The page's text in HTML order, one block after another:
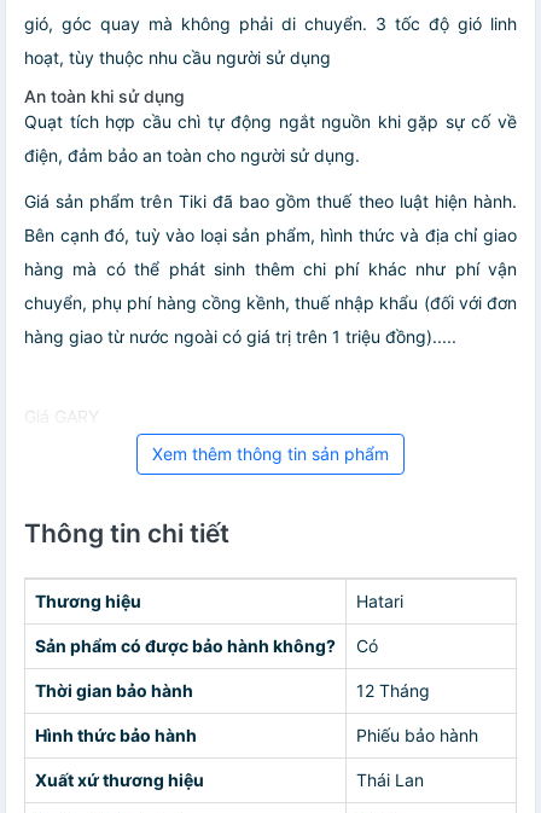
gió, góc quay mà không phải di chuyển. 3 tốc độ gió linh
hoạt, tùy thuộc nhu cầu người sử dụng
An toàn khi sử dụng
Quạt tích hợp cầu chì tự động ngắt nguồn khi gặp sự cố về
điện, đảm bảo an toàn cho người sử dụng.
Giá sản phẩm trên Tiki đã bao gồm thuế theo luật hiện hành.
Bên cạnh đó, tuỳ vào loại sản phẩm, hình thức và địa chỉ giao
hàng mà có thể phát sinh thêm chi phí khác như phí vận
chuyển, phụ phí hàng cồng kềnh, thuế nhập khẩu (đối với đơn
hàng giao từ nước ngoài có giá trị trên 1 triệu đồng).....
Giá GARY
Xem thêm thông tin sản phẩm
Thông tin chi tiết
Thương hiệu Hatari
Sản phẩm có được bảo hành không? Có
Thời gian bảo hành 12 Tháng
Hình thức bảo hành Phiếu bảo hành
Xuất xứ thương hiệu Thái Lan